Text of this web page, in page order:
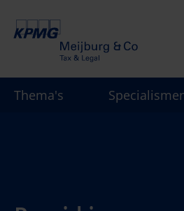
gaan
Thema's